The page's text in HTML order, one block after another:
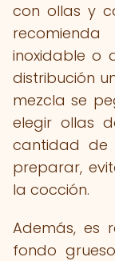
con ollas y
inoxidable o
distribución
mezcla se
elegir ollas
cantidad de
preparar,
la cocción.
Además, es
fondo